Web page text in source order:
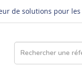
de solutions pour